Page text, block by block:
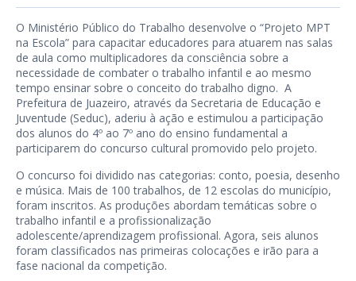
O Ministério Público do Trabalho desenvolve o “Projeto MPT
na Escola” para capacitar educadores para atuarem nas salas
de aula como multiplicadores da consciência sobre a
necessidade de combater o trabalho infantil e ao mesmo
tempo ensinar sobre o conceito do trabalho digno. A
Prefeitura de Juazeiro, através da Secretaria de Educação e
Juventude (Seduc), aderiu à ação e estimulou a participação
dos alunos do 4º ao 7º ano do ensino fundamental a
participarem do concurso cultural promovido pelo projeto.
O concurso foi dividido nas categorias: conto, poesia, desenho
e música. Mais de 100 trabalhos, de 12 escolas do município,
foram inscritos. As produções abordam temáticas sobre o
trabalho infantil e a profissionalização
adolescente/aprendizagem profissional. Agora, seis alunos
foram classificados nas primeiras colocações e irão para a
fase nacional da competição.